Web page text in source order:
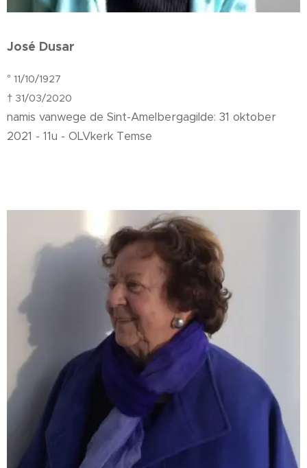
José Dusar
° 11/10/1927
† 31/03/2020
namis vanwege de Sint-Amelbergagilde: 31 oktober
2021 - 11u - OLVkerk Temse